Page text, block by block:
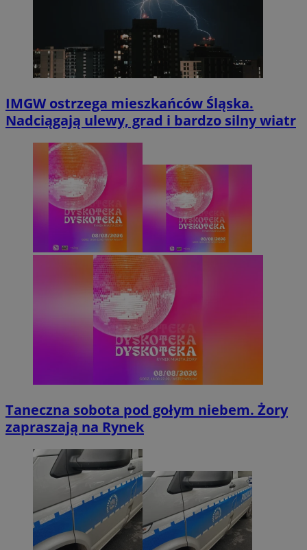
IMGW ostrzega mieszkańców Śląska.
Nadciągają ulewy, grad i bardzo silny wiatr
Taneczna sobota pod gołym niebem. Żory
zapraszają na Rynek